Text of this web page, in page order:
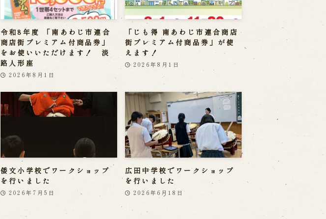
令和8年度 「南あわじ市連合
商店街プレミアム付商品券」
をお使いいただけます！ 淡
路人形座
2026年8月1日
「じも得 南あわじ市連合商店
街プレミアム付商品券」が使
えます！
2026年8月1日
倭文小学校でワークショップ
を行いました
2026年7月5日
広田中学校でワークショップ
を行いました
2026年6月18日